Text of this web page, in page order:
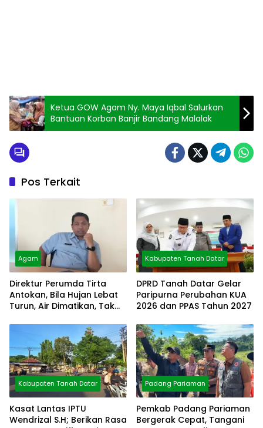
Ketua GOW Agam Ny. Maya Iqbal Salurkan
Bantuan Korban Banjir Bandang Malalak
Pos Terkait
Agam
Direktur Perumda Tirta
Antokan, Bila Hujan Lebat
Turun, Air Dimatikan, Tak
Kabupaten Tanah Datar
DPRD Tanah Datar Gelar
Paripurna Perubahan KUA
2026 dan PPAS Tahun 2027
Kabupaten Tanah Datar
Kasat Lantas IPTU
Wendrizal S.H; Berikan Rasa
Padang Pariaman
Pemkab Padang Pariaman
Bergerak Cepat, Tangani